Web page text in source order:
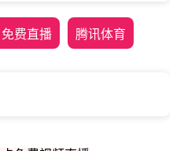
免费直播 腾讯体育